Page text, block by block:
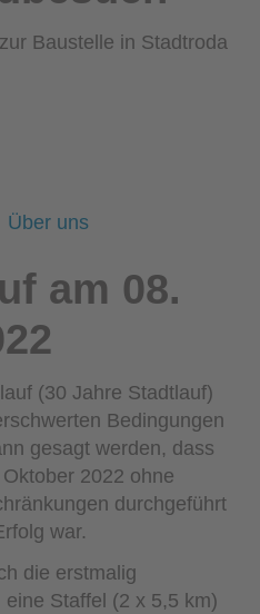
Baustelle in Stadtroda
Über uns
am 08.
(30 Jahre Stadtlauf)
Bedingungen
gesagt werden, dass
2022 ohne
durchgeführt
war.
die erstmalig
Staffel (2 x 5,5 km)